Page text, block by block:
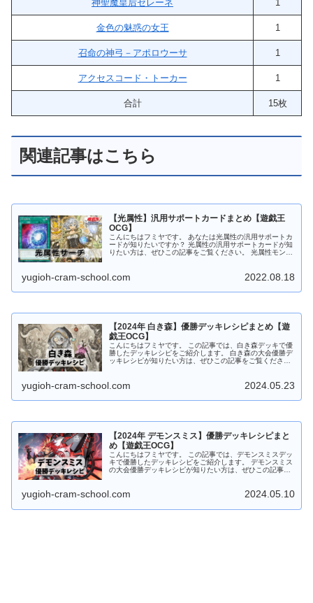
神聖魔皇后セレーネ 1
金色の魅惑の女王 1
召命の神弓－アポロウーサ 1
アクセスコード・トーカー 1
合計 15枚
関連記事はこちら
【光属性】汎用サポートカードまとめ【遊戯王
OCG】
こんにちはフミヤです。 あなたは光属性の汎用サポートカ
ードが知りたいですか？ 光属性の汎用サポートカードが知
りたい方は、ぜひこの記事をご覧ください。 光属性モンス
yugioh-cram-school.com 2022.08.18
【2024年 白き森】優勝デッキレシピまとめ【遊
戯王OCG】
こんにちはフミヤです。 この記事では、白き森デッキで優
勝したデッキレシピをご紹介します。 白き森の大会優勝デ
ッキレシピが知りたい方は、ぜひこの記事をご覧くださ
yugioh-cram-school.com 2024.05.23
【2024年 デモンスミス】優勝デッキレシピまと
め【遊戯王OCG】
こんにちはフミヤです。 この記事では、デモンスミスデッ
キで優勝したデッキレシピをご紹介します。 デモンスミス
の大会優勝デッキレシピが知りたい方は、ぜひこの記事を
yugioh-cram-school.com 2024.05.10